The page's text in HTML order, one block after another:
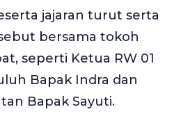
jajaran turut serta
bersama tokoh
seperti Ketua RW 01
Bapak Indra dan
Bapak Sayuti.